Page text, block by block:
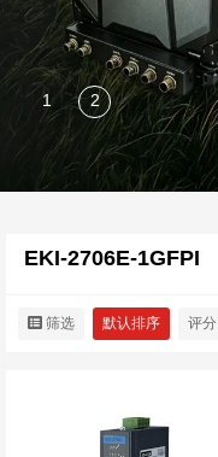
EKI-2706E-1GFPI
筛选 默认排序 评分